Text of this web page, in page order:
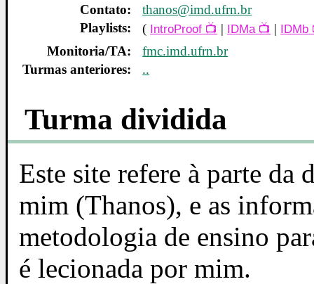
Contato:
thanos@imd.ufrn.br
Playlists:
( IntroProof | IDMa | IDMb
Monitoria/TA:
fmc.imd.ufrn.br
Turmas anteriores:
..
Turma dividida
Este site refere à parte da
mim (Thanos), e as
metodologia de ensino
é lecionada por mim.